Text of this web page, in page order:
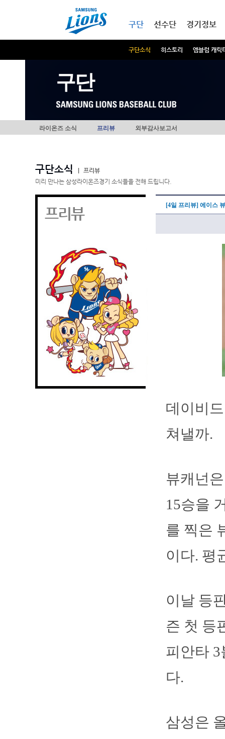
구단
구단소식 히스토리 엠블럼 캐릭
선수단 경기정보
구단
라이온즈 소식 프리뷰 외부감사보고서
구단소식
프리뷰
미리 만나는 삼성라이온즈경기 소식들을 전해 드립니다.
프리뷰 [4일 프리뷰] 에이스
데이비
쳐낼까.
뷰캐넌
15승을
를 찍은
이다. 평
이날 등
즌 첫 등
피안타
다.
삼성은